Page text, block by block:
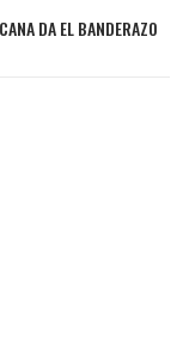
DA EL BANDERAZO